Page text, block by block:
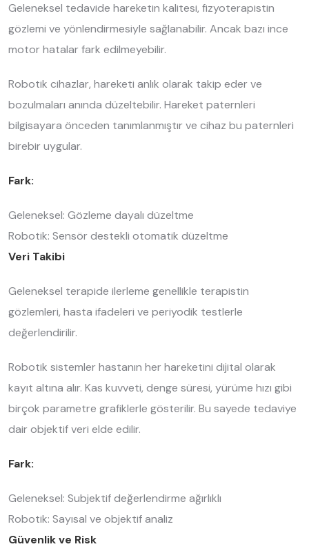
Geleneksel tedavide hareketin kalitesi, fizyoterapistin
gözlemi ve yönlendirmesiyle sağlanabilir. Ancak bazı ince
motor hatalar fark edilmeyebilir.
Robotik cihazlar, hareketi anlık olarak takip eder ve
bozulmaları anında düzeltebilir. Hareket paternleri
bilgisayara önceden tanımlanmıştır ve cihaz bu paternleri
birebir uygular.
Fark:
Geleneksel: Gözleme dayalı düzeltme
Robotik: Sensör destekli otomatik düzeltme
Veri Takibi
Geleneksel terapide ilerleme genellikle terapistin
gözlemleri, hasta ifadeleri ve periyodik testlerle
değerlendirilir.
Robotik sistemler hastanın her hareketini dijital olarak
kayıt altına alır. Kas kuvveti, denge süresi, yürüme hızı gibi
birçok parametre grafiklerle gösterilir. Bu sayede tedaviye
dair objektif veri elde edilir.
Fark:
Geleneksel: Subjektif değerlendirme ağırlıklı
Robotik: Sayısal ve objektif analiz
Güvenlik ve Risk